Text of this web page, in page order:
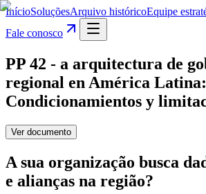
InícioSoluçõesArquivo históricoEquipe
Fale conosco
PP 42 - a arquitectura de
regional en América Latina:
Condicionamientos y
Ver documento
A sua organização busca
e alianças na região?